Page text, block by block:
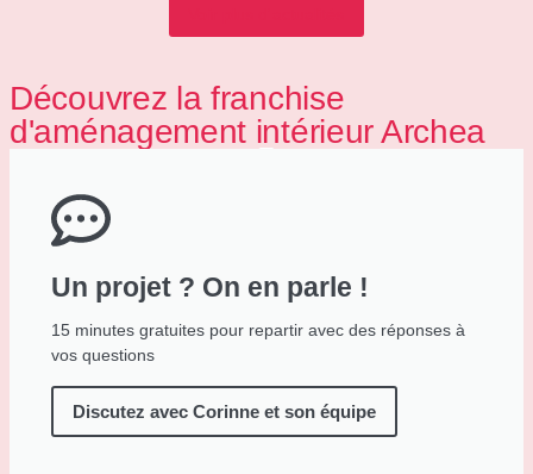
Découvrez la franchise
d'aménagement intérieur Archea
Un projet ? On en parle !
15 minutes gratuites pour repartir avec des réponses à
vos questions
Discutez avec Corinne et son équipe